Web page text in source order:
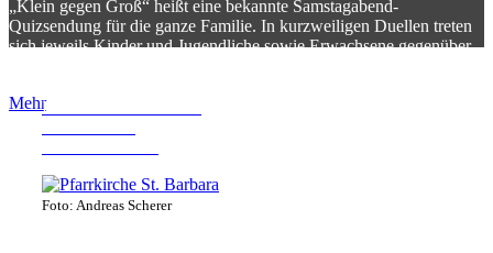
„Klein gegen Groß“ heißt eine bekannte Samstagabend-
Quizsendung für die ganze Familie. In kurzweiligen Duellen treten
sich jeweils Kinder und Jugendliche sowie Erwachsene gegenüber.
MehrPfarrkirche St. Barbara
Foto: Andreas Scherer